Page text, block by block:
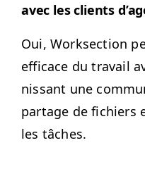
avec les clients
Oui, Work­sec­tion
effi­cace du tra­vail
nissant une
partage de fichiers
les tâches.